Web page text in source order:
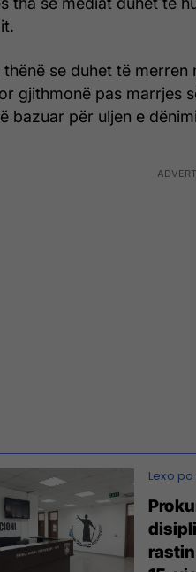
thënë se duhet të
gjithmonë pas marrjes
bazuar për uljen e